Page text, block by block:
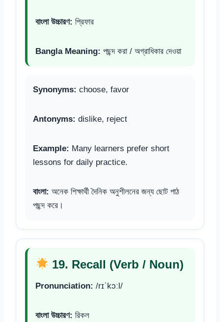
বাংলা উচ্চারণ: প্রিফার
Bangla Meaning: পছন্দ করা / অগ্রাধিকার দেওয়া
Synonyms: choose, favor
Antonyms: dislike, reject
Example: Many learners prefer short
lessons for daily practice.
বাংলা: অনেক শিক্ষার্থী দৈনিক অনুশীলনের জন্য ছোট পাঠ
পছন্দ করে।
19. Recall (Verb / Noun)
Pronunciation: /rɪˈkɔːl/
বাংলা উচ্চারণ: রিকল